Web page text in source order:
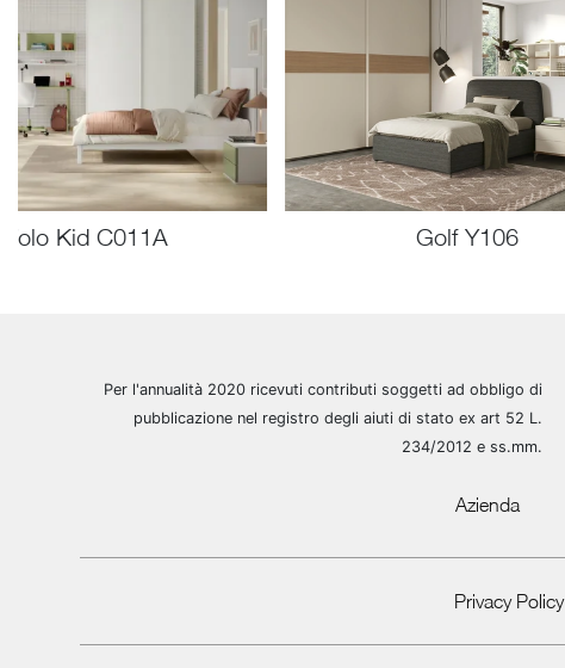
Volo Kid C011A Golf Y106
Per l'annualità 2020 ricevuti contributi soggetti ad obbligo di
pubblicazione nel registro degli aiuti di stato ex art 52 L.
234/2012 e ss.mm.
Azienda
Privacy Policy